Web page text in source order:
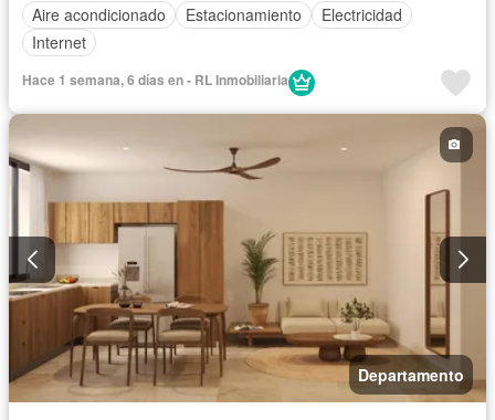
Aire acondicionado
Estacionamiento
Electricidad
Internet
Hace 1 semana, 6 días en - RL Inmobiliaria
Departamento